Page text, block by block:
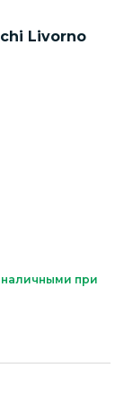
Livorno
наличными при